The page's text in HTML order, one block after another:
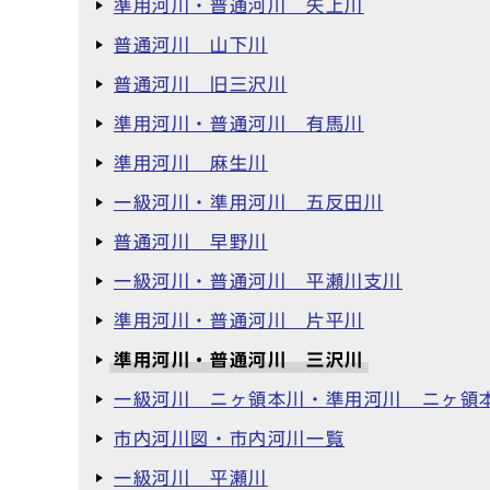
準用河川・普通河川 矢上川
普通河川 山下川
普通河川 旧三沢川
準用河川・普通河川 有馬川
準用河川 麻生川
一級河川・準用河川 五反田川
普通河川 早野川
一級河川・普通河川 平瀬川支川
準用河川・普通河川 片平川
準用河川・普通河川 三沢川
一級河川 ニヶ領本川・準用河川 ニヶ領
市内河川図・市内河川一覧
一級河川 平瀬川